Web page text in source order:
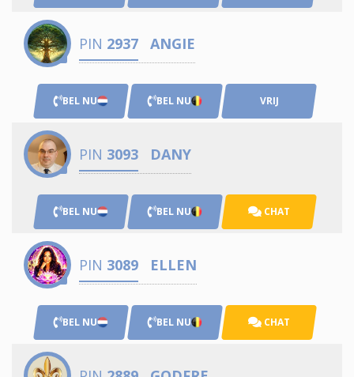
PIN 2937 ANGIE
BEL NU BEL NU VRIJ
PIN 3093 DANY
BEL NU BEL NU CHAT
PIN 3089 ELLEN
BEL NU BEL NU CHAT